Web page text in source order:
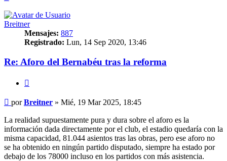
Breitner
Mensajes: 887
Registrado: Lun, 14 Sep 2020, 13:46
Re: Aforo del Bernabéu tras la reforma
Mensaje
porBreitner » Mié, 19 Mar 2025, 18:45
La realidad supuestamente pura y dura sobre el aforo es la
información dada directamente por el club, el estadio quedaría con la
misma capacidad, 81.044 asientos tras las obras, pero ese aforo no
se ha obtenido en ningún partido disputado, siempre ha estado por
debajo de los 78000 incluso en los partidos con más asistencia.